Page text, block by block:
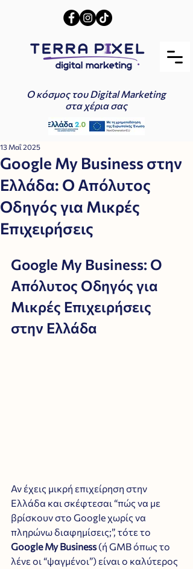
Ο κόσμος του Digital Marketing
στα χέρια σας
Google My Business στην
Ελλάδα: Ο Απόλυτος
Οδηγός για Μικρές
Επιχειρήσεις
13 Μαΐ 2025
Google My Business: Ο
Απόλυτος Οδηγός για
Μικρές Επιχειρήσεις
στην Ελλάδα
Αν έχεις μικρή επιχείρηση στην
Ελλάδα και σκέφτεσαι “πώς να με
βρίσκουν στο Google χωρίς να
πληρώνω διαφημίσεις;”, τότε το
Google My Business (ή GMB όπως το
λένε οι “ψαγμένοι”) είναι ο καλύτερος